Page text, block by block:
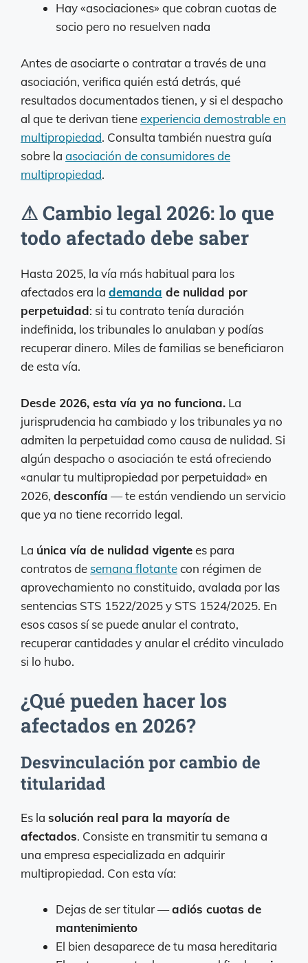
Hay «asociaciones» que cobran cuotas de
socio pero no resuelven nada
Antes de asociarte o contratar a través de una
asociación, verifica quién está detrás, qué
resultados documentados tienen, y si el despacho
al que te derivan tieneexperiencia demostrable en
multipropiedad. Consulta también nuestra guía
sobre la asociación de consumidores de
multipropiedad.
⚠ Cambio legal 2026: lo que
todo afectado debe saber
Hasta 2025, la vía más habitual para los
afectados era la demanda de nulidad por
perpetuidad: si tu contrato tenía duración
indefinida, los tribunales lo anulaban y podías
recuperar dinero. Miles de familias se beneficiaron
de esta vía.
Desde 2026, esta vía ya no funciona. La
jurisprudencia ha cambiado y los tribunales ya no
admiten la perpetuidad como causa de nulidad. Si
algún despacho o asociación te está ofreciendo
«anular tu multipropiedad por perpetuidad» en
2026, desconfía — te están vendiendo un servicio
que ya no tiene recorrido legal.
La única vía de nulidad vigentees para
contratos de semana flotantecon régimen de
aprovechamiento no constituido, avalada por las
sentencias STS 1522/2025 y STS 1524/2025. En
esos casos sí se puede anular el contrato,
recuperar cantidades y anular el crédito vinculado
si lo hubo.
¿Qué pueden hacer los
afectados en 2026?
Desvinculación por cambio de
titularidad
Es la solución real para la mayoría de
afectados. Consiste en transmitir tu semana a
una empresa especializada en adquirir
multipropiedad. Con esta vía:
Dejas de ser titular —adiós cuotas de
mantenimiento
El bien desaparece de tu masa hereditaria